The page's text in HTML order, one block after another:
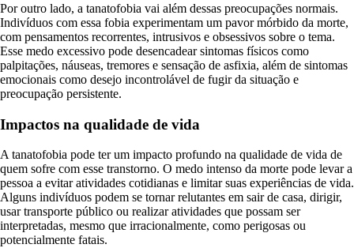
Por outro lado, a tanatofobia vai além dessas preocupações normais.
Indivíduos com essa fobia experimentam um pavor mórbido da morte,
com pensamentos recorrentes, intrusivos e obsessivos sobre o tema.
Esse medo excessivo pode desencadear sintomas físicos como
palpitações, náuseas, tremores e sensação de asfixia, além de sintomas
emocionais como desejo incontrolável de fugir da situação e
preocupação persistente.
Impactos na qualidade de vida
A tanatofobia pode ter um impacto profundo na qualidade de vida de
quem sofre com esse transtorno. O medo intenso da morte pode levar a
pessoa a evitar atividades cotidianas e limitar suas experiências de vida.
Alguns indivíduos podem se tornar relutantes em sair de casa, dirigir,
usar transporte público ou realizar atividades que possam ser
interpretadas, mesmo que irracionalmente, como perigosas ou
potencialmente fatais.